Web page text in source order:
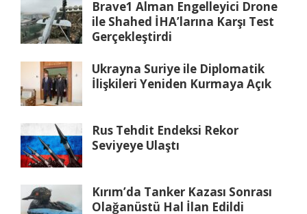
Brave1 Alman Engelleyici Drone
ile Shahed İHA’larına Karşı Test
Gerçekleştirdi
Ukrayna Suriye ile Diplomatik
İlişkileri Yeniden Kurmaya Açık
Rus Tehdit Endeksi Rekor
Seviyeye Ulaştı
Kırım’da Tanker Kazası Sonrası
Olağanüstü Hal İlan Edildi